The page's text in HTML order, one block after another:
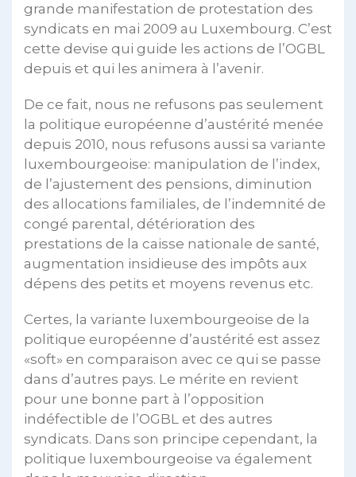
grande manifestation de protestation des
syndicats en mai 2009 au Luxembourg. C’est
cette devise qui guide les actions de l’OGBL
depuis et qui les animera à l’avenir.
De ce fait, nous ne refusons pas seulement
la politique européenne d’austérité menée
depuis 2010, nous refusons aussi sa variante
luxembourgeoise: manipulation de l’index,
de l’ajustement des pensions, diminution
des allocations familiales, de l’indemnité de
congé parental, détérioration des
prestations de la caisse nationale de santé,
augmentation insidieuse des impôts aux
dépens des petits et moyens revenus etc.
Certes, la variante luxembourgeoise de la
politique européenne d’austérité est assez
«soft» en comparaison avec ce qui se passe
dans d’autres pays. Le mérite en revient
pour une bonne part à l’opposition
indéfectible de l’OGBL et des autres
syndicats. Dans son principe cependant, la
politique luxembourgeoise va également